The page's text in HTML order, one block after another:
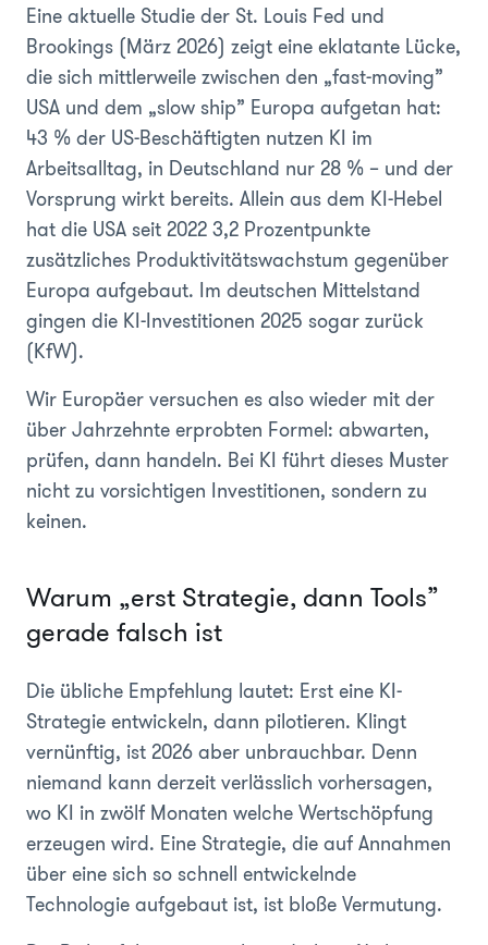
Eine aktuelle Studie der St. Louis Fed und
Brookings (März 2026) zeigt eine eklatante Lücke,
die sich mittlerweile zwischen den „fast-moving”
USA und dem „slow ship” Europa aufgetan hat:
43 % der US-Beschäftigten nutzen KI im
Arbeitsalltag, in Deutschland nur 28 % – und der
Vorsprung wirkt bereits. Allein aus dem KI-Hebel
hat die USA seit 2022 3,2 Prozentpunkte
zusätzliches Produktivitätswachstum gegenüber
Europa aufgebaut. Im deutschen Mittelstand
gingen die KI-Investitionen 2025 sogar zurück
(KfW).
Wir Europäer versuchen es also wieder mit der
über Jahrzehnte erprobten Formel: abwarten,
prüfen, dann handeln. Bei KI führt dieses Muster
nicht zu vorsichtigen Investitionen, sondern zu
keinen.
Warum „erst Strategie, dann Tools”
gerade falsch ist
Die übliche Empfehlung lautet: Erst eine KI-
Strategie entwickeln, dann pilotieren. Klingt
vernünftig, ist 2026 aber unbrauchbar. Denn
niemand kann derzeit verlässlich vorhersagen,
wo KI in zwölf Monaten welche Wertschöpfung
erzeugen wird. Eine Strategie, die auf Annahmen
über eine sich so schnell entwickelnde
Technologie aufgebaut ist, ist bloße Vermutung.